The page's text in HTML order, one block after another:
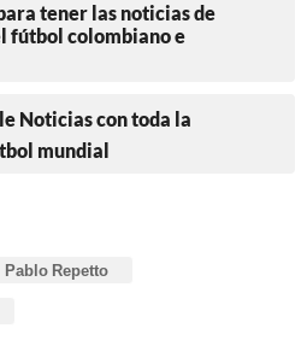
tener las noticias de
fútbol colombiano e
Noticias con toda la
mundial
Pablo Repetto